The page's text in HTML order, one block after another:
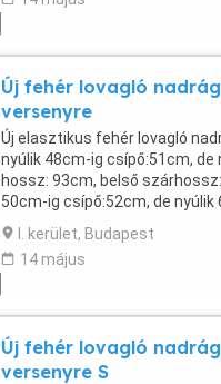
Új fehér lovagló
versenyre
Új elasztikus fehér lovagló
nyúlik 48cm-ig csípő:51cm,
hossz: 93cm, belső
50cm-ig csípő:52cm, de
96cm belső szárhossz: 72cm
csípő:56cm, de nyúlik 65cm-
szárhossz: 80cm Van S-es
I. kerület, Budapest
14 május
Új fehér lovagló
versenyre S